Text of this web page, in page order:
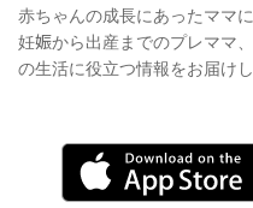
赤ちゃんの成長にあったママ
妊娠から出産までのプレママ
の生活に役立つ情報をお届けし